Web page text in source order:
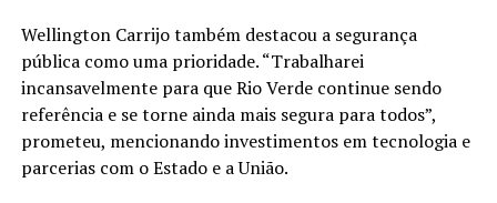
Wellington Carrijo também destacou a segurança
pública como uma prioridade. “Trabalharei
incansavelmente para que Rio Verde continue sendo
referência e se torne ainda mais segura para todos”,
prometeu, mencionando investimentos em tecnologia e
parcerias com o Estado e a União.